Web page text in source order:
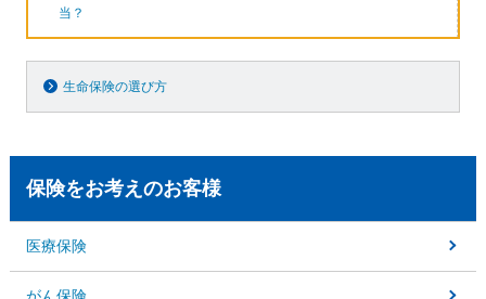
当？
生命保険の選び方
保険をお考えのお客様
医療保険
がん保険